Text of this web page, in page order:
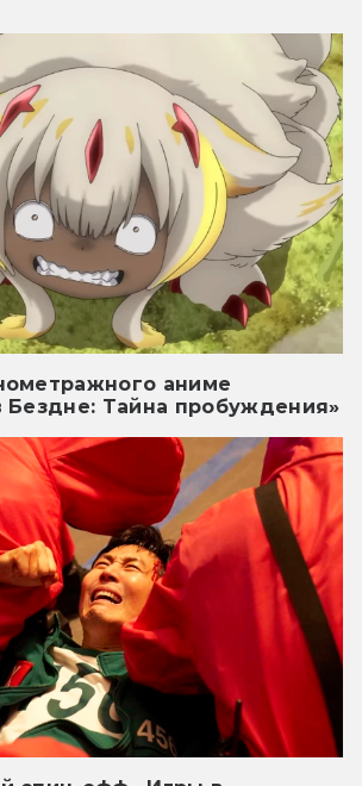
аниме
Бездне: Тайна пробуждения»